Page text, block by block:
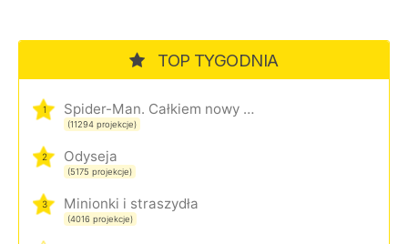
TOP TYGODNIA
1 Spider-Man. Całkiem nowy dzień
(11294 projekcje)
2 Odyseja
(5175 projekcje)
3 Minionki i straszydła
(4016 projekcje)